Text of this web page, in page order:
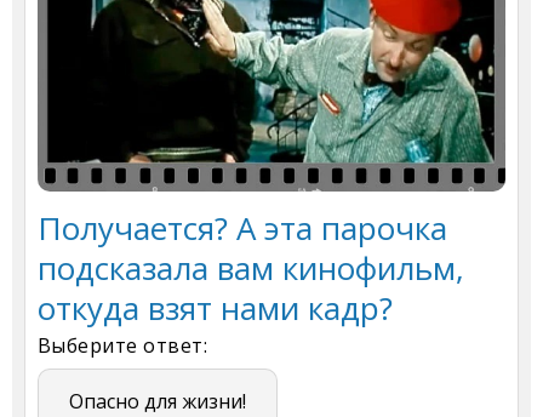
Получается? А эта парочка
подсказала вам кинофильм,
откуда взят нами кадр?
Выберите ответ:
Опасно для жизни!